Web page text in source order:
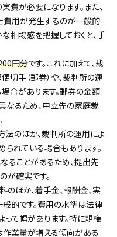
費が必要になります。また、
用が発生するのが一般的
相場感を把握しておくと、手
円分です。これに加えて、裁
手（郵券）や、裁判所の運
合があります。郵券の金額
なるため、申立先の家庭裁
法のほか、裁判所の運用によ
れている場合もあります。
ることがあるため、提出先
が確実です。
ほか、着手金、報酬金、実
的です。費用の水準は法律
て幅があります。特に親権
業量が増える傾向がある